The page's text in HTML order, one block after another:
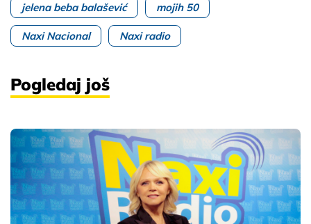
jelena beba balašević mojih 50
Naxi Nacional Naxi radio
Pogledaj još